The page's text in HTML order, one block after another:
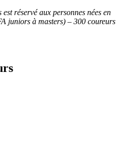
réservé aux personnes nées en
juniors à masters) – 300 coureurs